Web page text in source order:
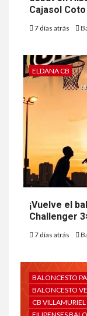
Cajasol
7 días atrás
ELDANA CB
¡Vuelve el
Challenger
7 días atrás
BALONCESTO
BALONCESTO
CB VILLAMURIEL